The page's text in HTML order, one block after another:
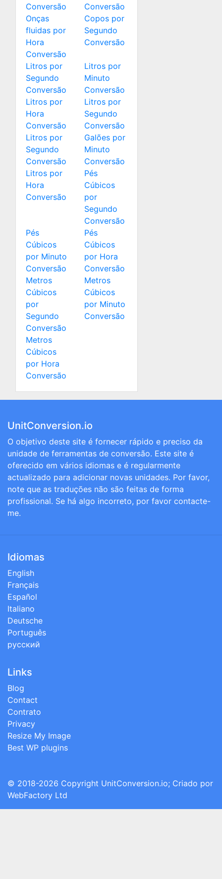
Conversão
Conversão
Onças
fluidas por
Hora
Conversão
Copos por
Segundo
Conversão
Litros por
Segundo
Conversão
Litros por
Minuto
Conversão
Litros por
Hora
Conversão
Litros por
Segundo
Conversão
Litros por
Segundo
Conversão
Galões por
Minuto
Conversão
Litros por
Hora
Conversão
Pés
Cúbicos
por
Segundo
Conversão
Pés
Cúbicos
por Minuto
Conversão
Pés
Cúbicos
por Hora
Conversão
Metros
Cúbicos
por
Segundo
Conversão
Metros
Cúbicos
por Minuto
Conversão
Metros
Cúbicos
por Hora
Conversão
UnitConversion.io
O objetivo deste site é fornecer rápido e preciso da
unidade de ferramentas de conversão. Este site é
oferecido em vários idiomas e é regularmente
actualizado para adicionar novas unidades. Por favor,
note que as traduções não são feitas de forma
profissional. Se há algo incorreto, por favor contacte-
me.
Idiomas
English
Français
Español
Italiano
Deutsche
Português
русский
Links
Blog
Contact
Contrato
Privacy
Resize My Image
Best WP plugins
© 2018-2026 Copyright UnitConversion.io; Criado por
WebFactory Ltd